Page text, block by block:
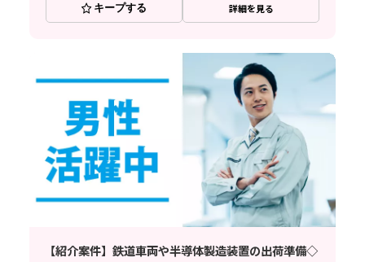
キープする 詳細を見る
【紹介案件】鉄道車両や半導体製造装置の出荷準備◇